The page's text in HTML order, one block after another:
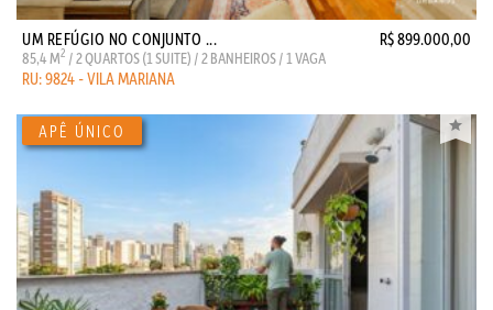
UM REFÚGIO NO CONJUNTO ... R$ 899.000,00
85,4 M2 / 2 QUARTOS (1 SUITE) / 2 BANHEIROS / 1 VAGA
RU: 9824 - VILA MARIANA